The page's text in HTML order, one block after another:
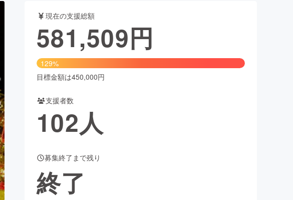
・パフォーマンス
ファッション
・漫画
ーティー・ヘルスケア
Creation
ニティ
現在の支援総額
581,509円
129%
目標金額は450,000円
支援者数
102人
募集終了まで残り
終了